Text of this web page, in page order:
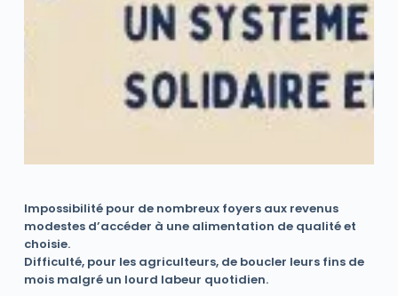
Impossibilité pour de nombreux foyers aux revenus
modestes d’accéder à une alimentation de qualité et
choisie.
Difficulté, pour les agriculteurs, de boucler leurs fins de
mois malgré un lourd labeur quotidien.